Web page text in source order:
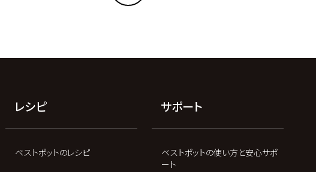
レシピ
ベストポットのレシピ
サポート
ベストポットの使い方と安心サポ
ート